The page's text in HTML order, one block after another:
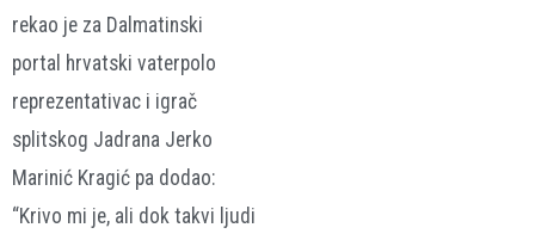
rekao je za Dalmatinski
portal hrvatski vaterpolo
reprezentativac i igrač
splitskog Jadrana Jerko
Marinić Kragić pa dodao:
“Krivo mi je, ali dok takvi ljudi